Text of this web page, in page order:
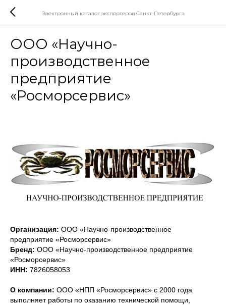
Электронный каталог экспортеров Санкт-Петербурга
ООО «Научно-
производственное
предприятие
«Росморсервис»
Организация: ООО «Научно-производственное
предприятие «Росморсервис»
Бренд: ООО «Научно-производственное предприятие
«Росморсервис»
ИНН: 7826058053
О компании: ООО «НПП «Росморсервис» с 2000 года
выполняет работы по оказанию технической помощи,